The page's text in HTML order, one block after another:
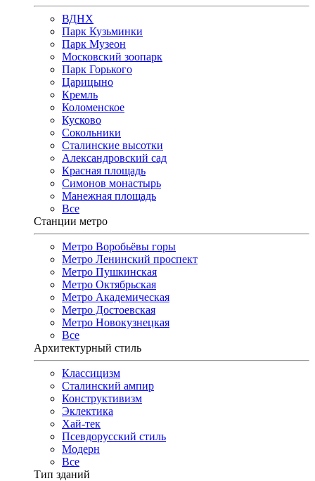
ВДНХ
Парк Кузьминки
Парк Музеон
Московский зоопарк
Парк Горького
Царицыно
Кремль
Коломенское
Кусково
Сокольники
Сталинские высотки
Александровский сад
Красная площадь
Симонов монастырь
Манежная площадь
Все
Станции метро
Метро Воробьёвы горы
Метро Ленинский проспект
Метро Пушкинская
Метро Октябрьская
Метро Академическая
Метро Достоевская
Метро Новокузнецкая
Все
Архитектурный стиль
Классицизм
Сталинский ампир
Конструктивизм
Эклектика
Хай-тек
Псевдорусский стиль
Модерн
Все
Тип зданий